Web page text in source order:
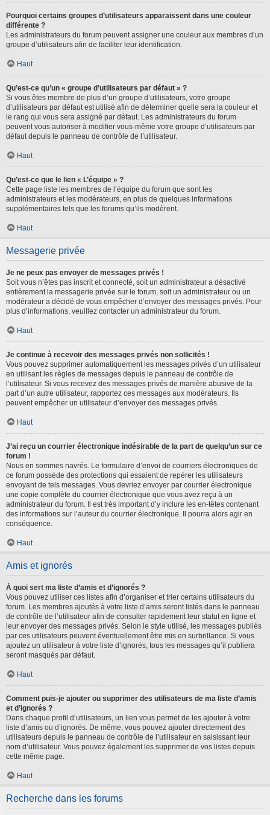
Pourquoi certains groupes d’utilisateurs apparaissent dans une couleur
différente ?
Les administrateurs du forum peuvent assigner une couleur aux membres d’un
groupe d’utilisateurs afin de faciliter leur identification.
Haut
Qu’est-ce qu’un « groupe d’utilisateurs par défaut » ?
Si vous êtes membre de plus d’un groupe d’utilisateurs, votre groupe
d’utilisateurs par défaut est utilisé afin de déterminer quelle sera la couleur et
le rang qui vous sera assigné par défaut. Les administrateurs du forum
peuvent vous autoriser à modifier vous-même votre groupe d’utilisateurs par
défaut depuis le panneau de contrôle de l’utilisateur.
Haut
Qu’est-ce que le lien « L’équipe » ?
Cette page liste les membres de l’équipe du forum que sont les
administrateurs et les modérateurs, en plus de quelques informations
supplémentaires tels que les forums qu’ils modèrent.
Haut
Messagerie privée
Je ne peux pas envoyer de messages privés !
Soit vous n’êtes pas inscrit et connecté, soit un administrateur a désactivé
entièrement la messagerie privée sur le forum, soit un administrateur ou un
modérateur a décidé de vous empêcher d’envoyer des messages privés. Pour
plus d’informations, veuillez contacter un administrateur du forum.
Haut
Je continue à recevoir des messages privés non sollicités !
Vous pouvez supprimer automatiquement les messages privés d’un utilisateur
en utilisant les règles de messages depuis le panneau de contrôle de
l’utilisateur. Si vous recevez des messages privés de manière abusive de la
part d’un autre utilisateur, rapportez ces messages aux modérateurs. Ils
peuvent empêcher un utilisateur d’envoyer des messages privés.
Haut
J’ai reçu un courrier électronique indésirable de la part de quelqu’un sur ce
forum !
Nous en sommes navrés. Le formulaire d’envoi de courriers électroniques de
ce forum possède des protections qui essaient de repérer les utilisateurs
envoyant de tels messages. Vous devriez envoyer par courrier électronique
une copie complète du courrier électronique que vous avez reçu à un
administrateur du forum. Il est très important d’y inclure les en-têtes contenant
des informations sur l’auteur du courrier électronique. Il pourra alors agir en
conséquence.
Haut
Amis et ignorés
À quoi sert ma liste d’amis et d’ignorés ?
Vous pouvez utiliser ces listes afin d’organiser et trier certains utilisateurs du
forum. Les membres ajoutés à votre liste d’amis seront listés dans le panneau
de contrôle de l’utilisateur afin de consulter rapidement leur statut en ligne et
leur envoyer des messages privés. Selon le style utilisé, les messages publiés
par ces utilisateurs peuvent éventuellement être mis en surbrillance. Si vous
ajoutez un utilisateur à votre liste d’ignorés, tous les messages qu’il publiera
seront masqués par défaut.
Haut
Comment puis-je ajouter ou supprimer des utilisateurs de ma liste d’amis
et d’ignorés ?
Dans chaque profil d’utilisateurs, un lien vous permet de les ajouter à votre
liste d’amis ou d’ignorés. De même, vous pouvez ajouter directement des
utilisateurs depuis le panneau de contrôle de l’utilisateur en saisissant leur
nom d’utilisateur. Vous pouvez également les supprimer de vos listes depuis
cette même page.
Haut
Recherche dans les forums